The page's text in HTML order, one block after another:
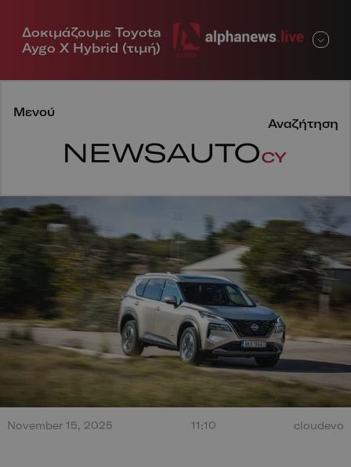
Δοκιμάζουμε Toyota
Aygo X Hybrid (τιμή)
Μενού
Αναζήτηση
Μενού
Τεράστια έκρηξη από
σύγκρουση στο Misano.
100
November 15, 2025 11:10 cloudevo